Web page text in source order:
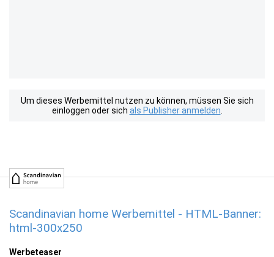
Um dieses Werbemittel nutzen zu können, müssen Sie sich
einloggen oder sich als Publisher anmelden
Scandinavian home Werbemittel - HTML-Banner:
html-300x250
Werbeteaser